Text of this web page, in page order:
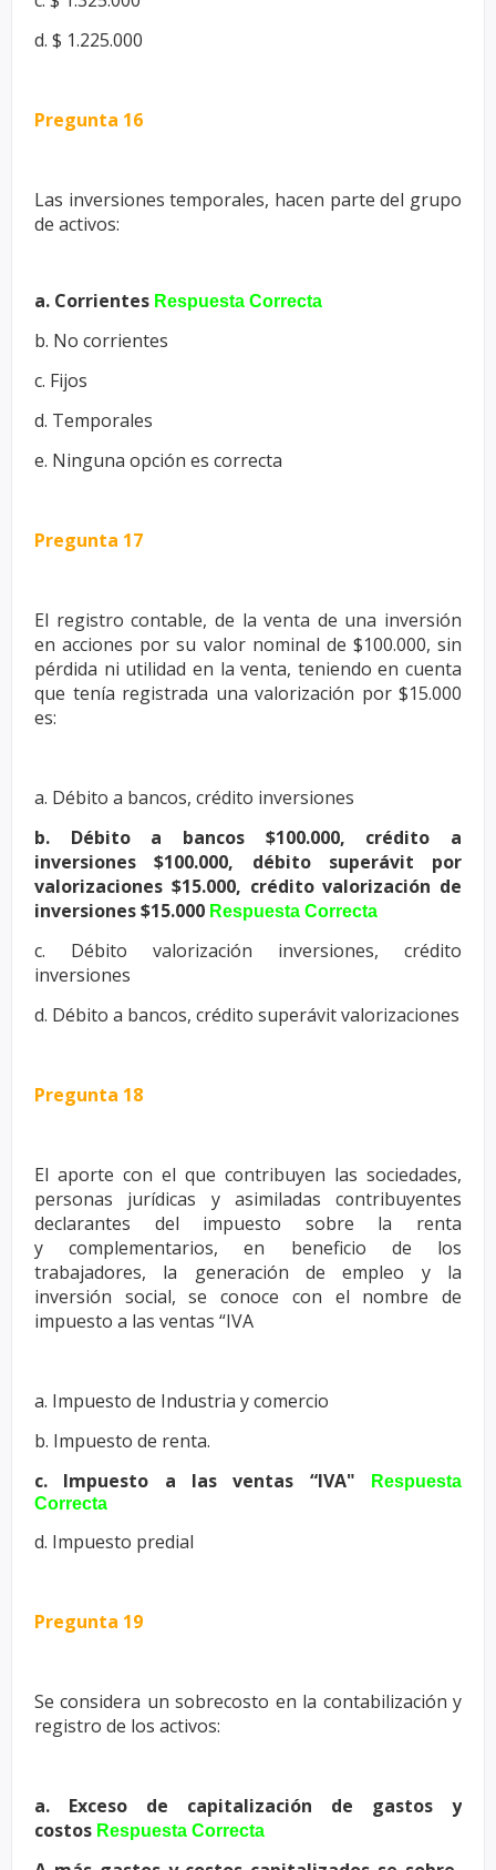
d. $ 1.225.000
Pregunta 16
Las inversiones temporales, hacen parte del grupo
de activos:
a. Corrientes Respuesta Correcta
b. No corrientes
c. Fijos
d. Temporales
e. Ninguna opción es correcta
Pregunta 17
El registro contable, de la venta de una inversión
en acciones por su valor nominal de $100.000, sin
pérdida ni utilidad en la venta, teniendo en cuenta
que tenía registrada una valorización por $15.000
es:
a. Débito a bancos, crédito inversiones
b. Débito a bancos $100.000, crédito a
inversiones $100.000, débito superávit por
valorizaciones $15.000, crédito valorización de
inversiones$15.000 Respuesta Correcta
c. Débito valorización inversiones, crédito
inversiones
d. Débito a bancos, crédito superávit valorizaciones
Pregunta 18
El aporte con el que contribuyen las sociedades,
personas jurídicas y asimiladas contribuyentes
declarantes del impuesto sobre la renta
ycomplementarios, en beneficio de los
trabajadores, la generación deempleo y la
inversión social, se conoce con el nombre de
impuesto a las ventas “IVA
a. Impuesto de Industria y comercio
b. Impuesto de renta.
c. Impuesto a las ventas “IVA"
Respuesta
Correcta
d. Impuesto predial
Pregunta 19
Se considera un sobrecosto en la contabilización y
registro de los activos:
a. Exceso de capitalización de gastos y
costos Respuesta Correcta